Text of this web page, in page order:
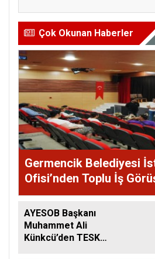
Çok Okunan Haberler
Germencik Belediyesi
Ofisi’nden Toplu İş
AYESOB Başkanı
Muhammet Ali
Künkcü’den TESK